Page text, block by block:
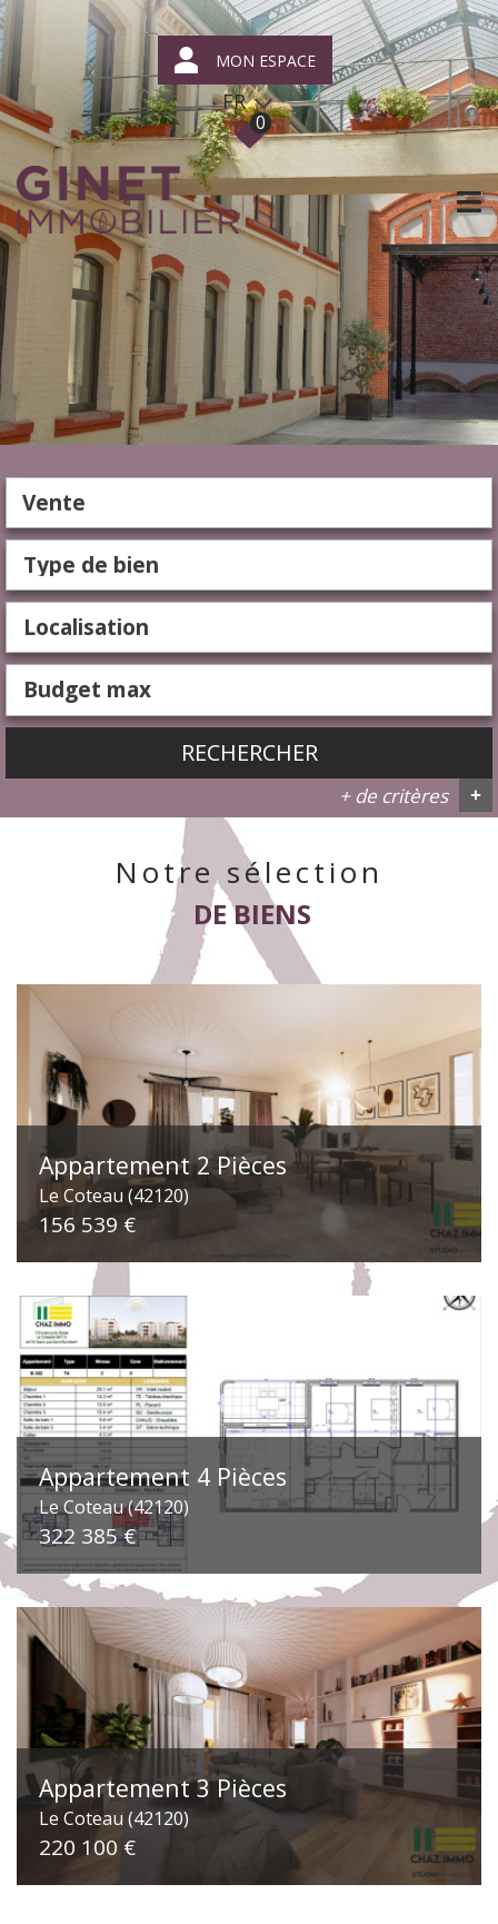
MON ESPACE
FR
0
Vente
10KM 25KM
RECHERCHER
+ de critères +
Notre sélection
DE BIENS
Appartement 2 Pièces
Le Coteau (42120)
156 539 €
Appartement 4 Pièces
Le Coteau (42120)
322 385 €
Appartement 3 Pièces
Le Coteau (42120)
220 100 €